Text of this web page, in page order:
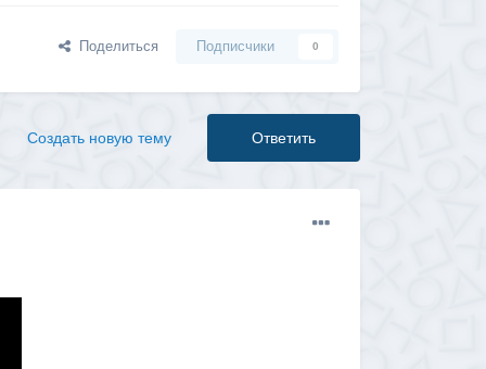
Поделиться Подписчики 0
Ответить
Создать новую тему